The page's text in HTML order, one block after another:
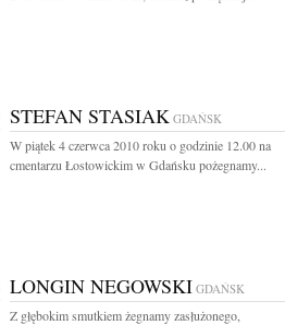
STEFAN STASIAK GDAŃSK
W piątek 4 czerwca 2010 roku o godzinie 12.00 na
cmentarzu Łostowickim w Gdańsku pożegnamy...
LONGIN NEGOWSKI GDAŃSK
Z głębokim smutkiem żegnamy zasłużonego,